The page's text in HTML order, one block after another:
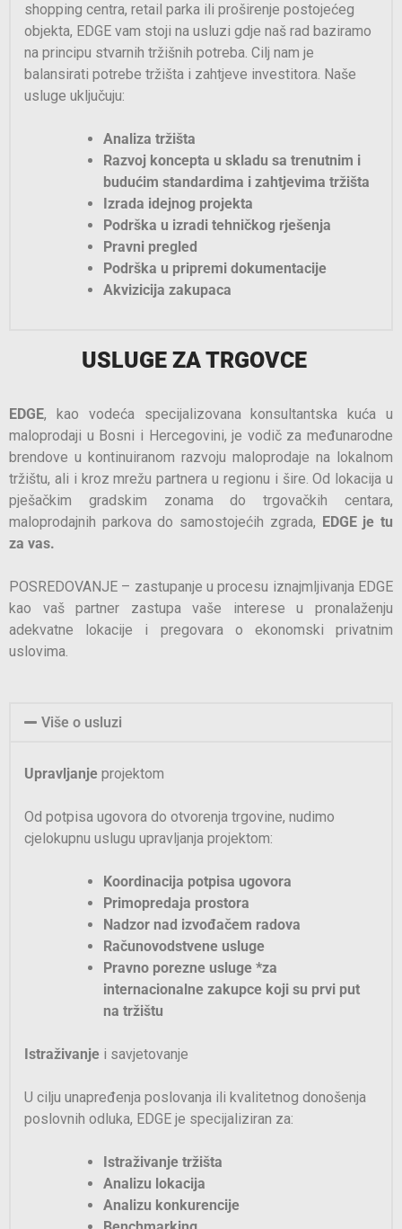
shopping centra, retail parka ili proširenje postojećeg
objekta, EDGE vam stoji na usluzi gdje naš rad baziramo
na principu stvarnih tržišnih potreba. Cilj nam je
balansirati potrebe tržišta i zahtjeve investitora. Naše
usluge uključuju:
Analiza tržišta
Razvoj koncepta u skladu sa trenutnim i
budućim standardima i zahtjevima tržišta
Izrada idejnog projekta
Podrška u izradi tehničkog rješenja
Pravni pregled
Podrška u pripremi dokumentacije
Akvizicija zakupaca
USLUGE ZA TRGOVCE
EDGE, kao vodeća specijalizovana konsultantska kuća u
maloprodaji u Bosni i Hercegovini, je vodič za međunarodne
brendove u kontinuiranom razvoju maloprodaje na lokalnom
tržištu, ali i kroz mrežu partnera u regionu i šire. Od lokacija u
pješačkim gradskim zonama do trgovačkih centara,
maloprodajnih parkova do samostojećih zgrada, EDGE je tu
za vas.
POSREDOVANJE – zastupanje u procesu iznajmljivanja EDGE
kao vaš partner zastupa vaše interese u pronalaženju
adekvatne lokacije i pregovara o ekonomski privatnim
uslovima.
Više o usluzi
Upravljanje projektom
Od potpisa ugovora do otvorenja trgovine, nudimo
cjelokupnu uslugu upravljanja projektom:
Koordinacija potpisa ugovora
Primopredaja prostora
Nadzor nad izvođačem radova
Računovodstvene usluge
Pravno porezne usluge *za
internacionalne zakupce koji su prvi put
na tržištu
Istraživanje i savjetovanje
U cilju unapređenja poslovanja ili kvalitetnog donošenja
poslovnih odluka, EDGE je specijaliziran za:
Istraživanje tržišta
Analizu lokacija
Analizu konkurencije